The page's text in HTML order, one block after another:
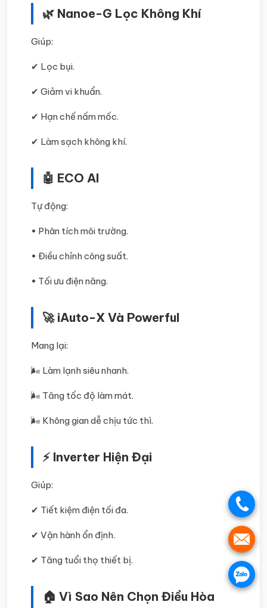
.
.
.
🌿 Nanoe-G Lọc Không Khí
Giúp:
✔ Lọc bụi.
✔ Giảm vi khuẩn.
✔ Hạn chế nấm mốc.
✔ Làm sạch không khí.
🤖 ECO AI
Tự động:
• Phân tích môi trường.
• Điều chỉnh công suất.
• Tối ưu điện năng.
🚀 iAuto-X Và Powerful
Mang lại:
🌬️ Làm lạnh siêu nhanh.
🌬️ Tăng tốc độ làm mát.
🌬️ Không gian dễ chịu tức thì.
⚡ Inverter Hiện Đại
Giúp:
✔ Tiết kiệm điện tối đa.
✔ Vận hành ổn định.
✔ Tăng tuổi thọ thiết bị.
🏠 Vì Sao Nên Chọn Điều Hòa